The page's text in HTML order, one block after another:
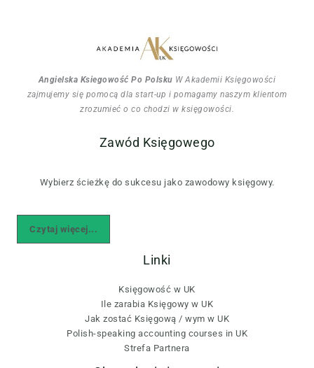
Angielska Ksiegowość Po Polsku W Akademii Księgowości
zajmujemy się pomocą dla start-up i pomagamy naszym klientom
zrozumieć o co chodzi w księgowości.
Zawód Księgowego
Wybierz ścieżkę do sukcesu jako zawodowy księgowy.
Czytaj więcej...
Linki
Księgowość w UK
Ile zarabia Księgowy w UK
Jak zostać Księgową / wym w UK
Polish-speaking accounting courses in UK
Strefa Partnera